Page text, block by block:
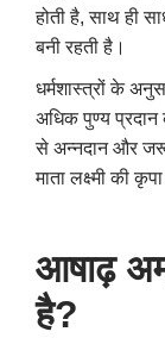
होती है, साथ ही
बनी रहती है।
धर्मशास्त्रों के
अधिक पुण्य प्रदान
से अन्नदान और
माता लक्ष्मी की
आषाढ़
है?